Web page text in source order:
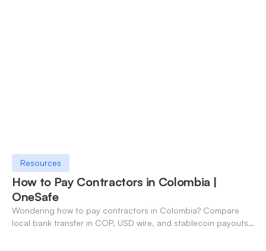
Resources
How to Pay Contractors in Colombia |
OneSafe
Wondering how to pay contractors in Colombia? Compare
local bank transfer in COP, USD wire, and stablecoin payouts.